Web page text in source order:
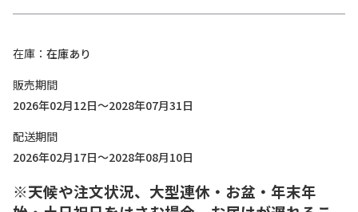
在庫
在庫あり
販売期間
2026年02月12日～2028年07月31日
配送期間
2026年02月17日～2028年08月10日
※天候や注文状況、大型連休・お盆・年末年